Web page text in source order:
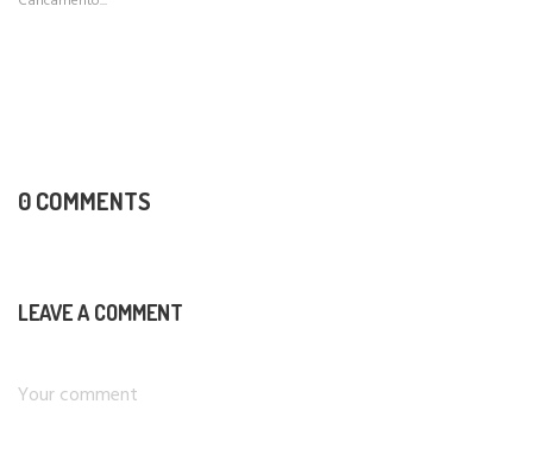
0 COMMENTS
LEAVE A COMMENT